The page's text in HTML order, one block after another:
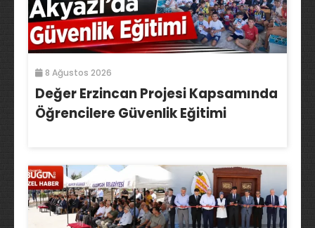
8 Ağustos 2026
Değer Erzincan Projesi Kapsamında
Öğrencilere Güvenlik Eğitimi